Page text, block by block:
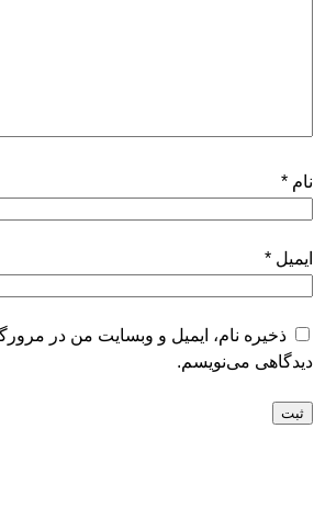
نام*
ایمیل*
ذخیره نام، ایمیل و وبسایت من در
دیدگاهی می‌نویسم.